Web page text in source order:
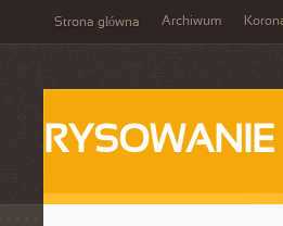
Strona główna Archiwum
RYSOWANIE